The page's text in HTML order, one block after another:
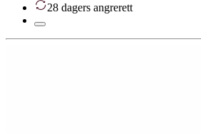
28 dagers angrerett